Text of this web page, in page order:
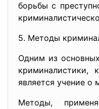
борьбы с
5. Методы
Одним из
криминалистики,
является учение о
Методы,